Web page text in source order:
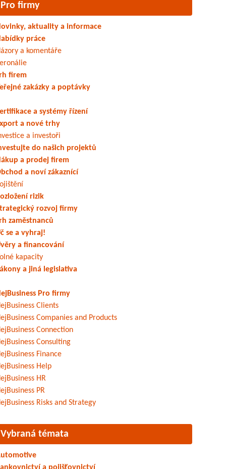
Pro firmy
aktuality a informace
práce
a komentáře
firem
zakázky a poptávky
a systémy řízení
a nové trhy
a investoři
do našich projektů
a prodej firem
a noví zákaznící
rizik
rozvoj firmy
zaměstnanců
se a vyhraj!
a financování
kapacity
a jiná legislativa
Pro firmy
Clients
Companies and Products
Connection
Consulting
Finance
Help
HR
PR
Risks and Strategy
Vybraná témata